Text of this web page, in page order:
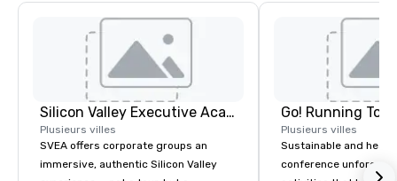
Silicon Valley Executive Academy
Plusieurs villes
SVEA offers corporate groups an
immersive, authentic Silicon Valley
Go! Running
Plusieurs villes
Sustainable and
conference